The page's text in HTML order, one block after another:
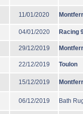
11/01/2020
04/01/2020 Racing
29/12/2019
22/12/2019 Toulon
15/12/2019
06/12/2019 Bath